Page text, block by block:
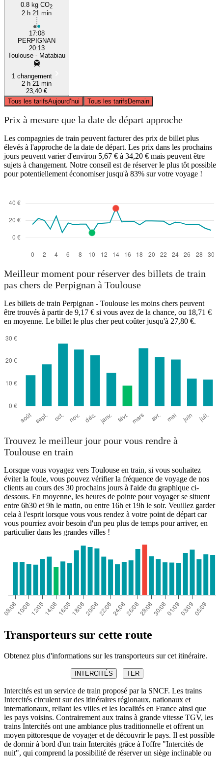
0.8 kg CO2
2 h 21 min
17:08
PERPIGNAN
20:13
Toulouse - Matabiau
1 changement
2 h 21 min
23,40 €
Tous les tarifsAujourd’hui Tous les tarifsDemain
Prix à mesure que la date de départ approche
Les compagnies de train peuvent facturer des prix de billet plus
élevés à l'approche de la date de départ. Les prix dans les prochains
jours peuvent varier d'environ 5,67 € à 34,20 € mais peuvent être
sujets à changement. Notre conseil est de réserver le plus tôt possible
pour potentiellement économiser jusqu'à 83% sur votre voyage !
Meilleur moment pour réserver des billets de train
pas chers de Perpignan à Toulouse
Les billets de train Perpignan - Toulouse les moins chers peuvent
être trouvés à partir de 9,17 € si vous avez de la chance, ou 18,71 €
en moyenne. Le billet le plus cher peut coûter jusqu'à 27,80 €.
Trouvez le meilleur jour pour vous rendre à
Toulouse en train
Lorsque vous voyagez vers Toulouse en train, si vous souhaitez
éviter la foule, vous pouvez vérifier la fréquence de voyage de nos
clients au cours des 30 prochains jours à l'aide du graphique ci-
dessous. En moyenne, les heures de pointe pour voyager se situent
entre 6h30 et 9h le matin, ou entre 16h et 19h le soir. Veuillez garder
cela à l'esprit lorsque vous vous rendez à votre point de départ car
vous pourriez avoir besoin d'un peu plus de temps pour arriver, en
particulier dans les grandes villes !
Transporteurs sur cette route
Obtenez plus d'informations sur les transporteurs sur cet itinéraire.
INTERCITÉS TER
Intercités est un service de train proposé par la SNCF. Les trains
Intercités circulent sur des itinéraires régionaux, nationaux et
internationaux, reliant les villes et les localités en France ainsi que
les pays voisins. Contrairement aux trains à grande vitesse TGV, les
trains Intercités ont une ambiance plus traditionnelle et offrent un
moyen pittoresque de voyager et de découvrir le pays. Il est possible
de dormir à bord d'un train Intercités grâce à l'offre "Intercités de
nuit", qui comprend la possibilité de réserver un siège inclinable ou